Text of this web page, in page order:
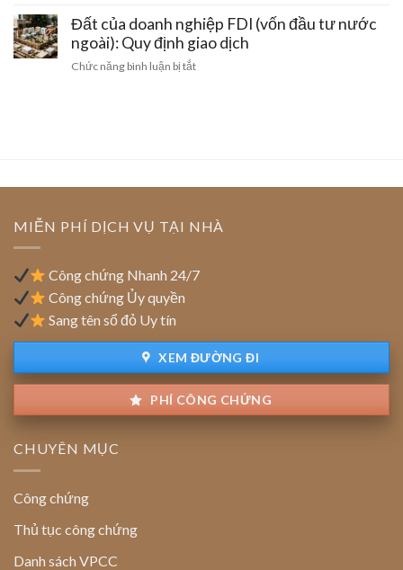
sang
công
ty
mới
trong
khu
giá
đất
vốn
của
chức
Đất của doanh nghiệp FDI (vốn đầu tư nước
ngoài): Quy định giao dịch
Chức năng bình luận bị tắtở
đầu
nước
ngoài):
định
MIỄN PHÍ DỊCH VỤ TẠI NHÀ
Công chứng Nhanh 24/7
Công chứng Ủy quyền
Sang tên sổ đỏ Uy tín
XEM ĐƯỜNG ĐI
PHÍ CÔNG CHỨNG
CHUYÊN MỤC
Công chứng
Thủ tục công chứng
Danh sách VPCC